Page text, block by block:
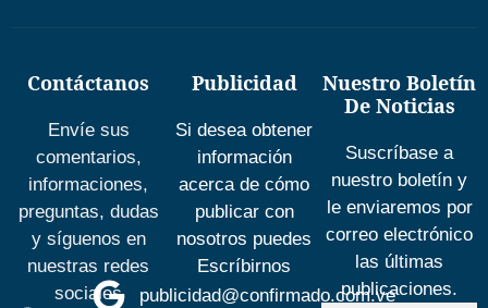
Contáctanos
Envíe sus
comentarios,
informaciones,
preguntas, dudas
y síguenos en
nuestras redes
sociales
Publicidad
Si desea obtener
información
acerca de cómo
publicar con
nosotros puedes
Escríbirnos
publicidad@confirmado.com.ve
Nuestro Boletín
De Noticias
Suscríbase a
nuestro boletín y
le enviaremos por
correo electrónico
las últimas
publicaciones.